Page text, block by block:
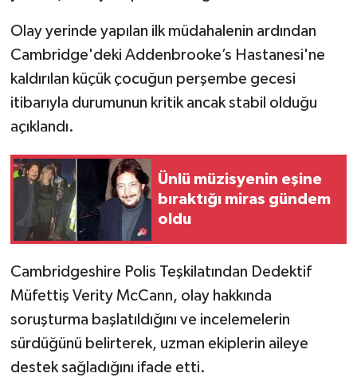
Olay yerinde yapılan ilk müdahalenin ardından
Cambridge'deki Addenbrooke’s Hastanesi'ne
kaldırılan küçük çocuğun perşembe gecesi
itibarıyla durumunun kritik ancak stabil olduğu
açıklandı.
Ünlü müzisyenin eşine
bıraktığı miras gündem
oldu
Cambridgeshire Polis Teşkilatından Dedektif
Müfettiş Verity McCann, olay hakkında
soruşturma başlatıldığını ve incelemelerin
sürdüğünü belirterek, uzman ekiplerin aileye
destek sağladığını ifade etti.